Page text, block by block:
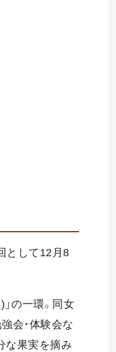
として12月8
の一環。同女
会・体験会な
な果実を摘み